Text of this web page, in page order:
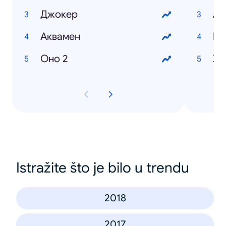
Джокер
Аквамен
Оно 2
Istražite što je bilo u trendu
2018